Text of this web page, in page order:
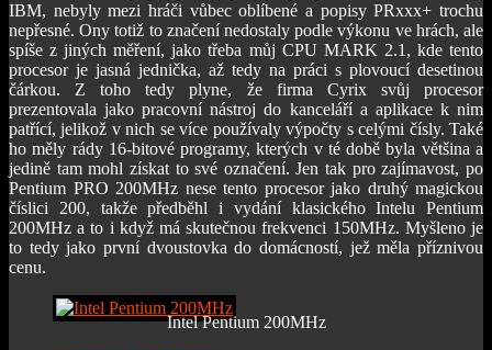
IBM, nebyly mezi hráči vůbec oblíbené a popisy PRxxx+ trochu
nepřesné. Ony totiž to značení nedostaly podle výkonu ve hrách, ale
spíše z jiných měření, jako třeba můj CPU MARK 2.1, kde tento
procesor je jasná jednička, až tedy na práci s plovoucí desetinou
čárkou. Z toho tedy plyne, že firma Cyrix svůj procesor
prezentovala jako pracovní nástroj do kanceláří a aplikace k nim
patřící, jelikož v nich se více používaly výpočty s celými čísly. Také
ho měly rády 16-bitové programy, kterých v té době byla většina a
jedině tam mohl získat to své označení. Jen tak pro zajímavost, po
Pentium PRO 200MHz nese tento procesor jako druhý magickou
číslici 200, takže předběhl i vydání klasického Intelu Pentium
200MHz a to i když má skutečnou frekvenci 150MHz. Myšleno je
to tedy jako první dvoustovka do domácností, jež měla příznivou
cenu.
Intel Pentium 200MHz